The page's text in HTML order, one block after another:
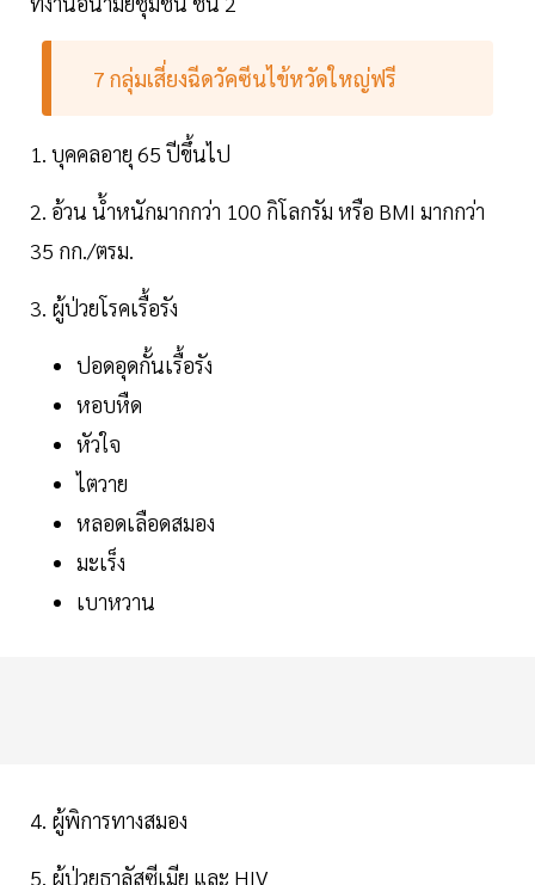
7 กลุ่มเสี่ยงฉีดวัคซีนไข้หวัดใหญ่ฟรี
1. บุคคลอายุ 65 ปีขึ้นไป
2. อ้วน น้ำหนักมากกว่า 100 กิโลกรัม หรือ BMI มากกว่า
35 กก./ตรม.
3. ผู้ป่วยโรคเรื้อรัง
ปอดอุดกั้นเรื้อรัง
หอบหืด
หัวใจ
ไตวาย
หลอดเลือดสมอง
มะเร็ง
เบาหวาน
4. ผู้พิการทางสมอง
5. ผู้ป่วยธาลัสซีเมีย และ HIV